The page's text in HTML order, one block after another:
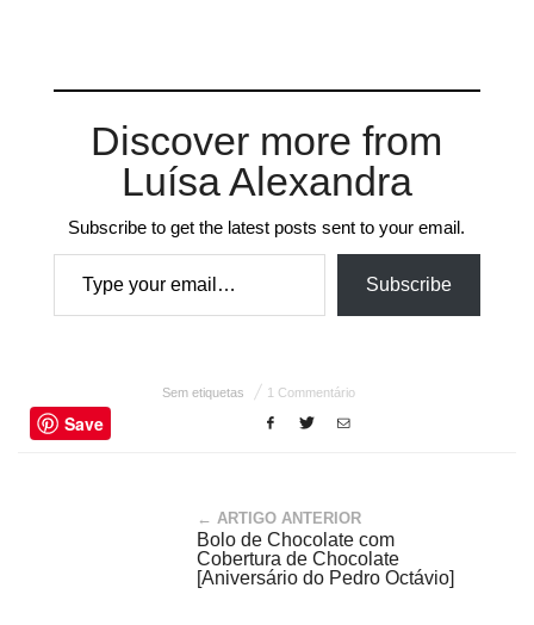
Discover more from
Luísa Alexandra
Subscribe to get the latest posts sent to your email.
Type your email…
Subscribe
Sem etiquetas 1 Commentário
Save
← ARTIGO ANTERIOR
Bolo de Chocolate com
Cobertura de Chocolate
[Aniversário do Pedro Octávio]